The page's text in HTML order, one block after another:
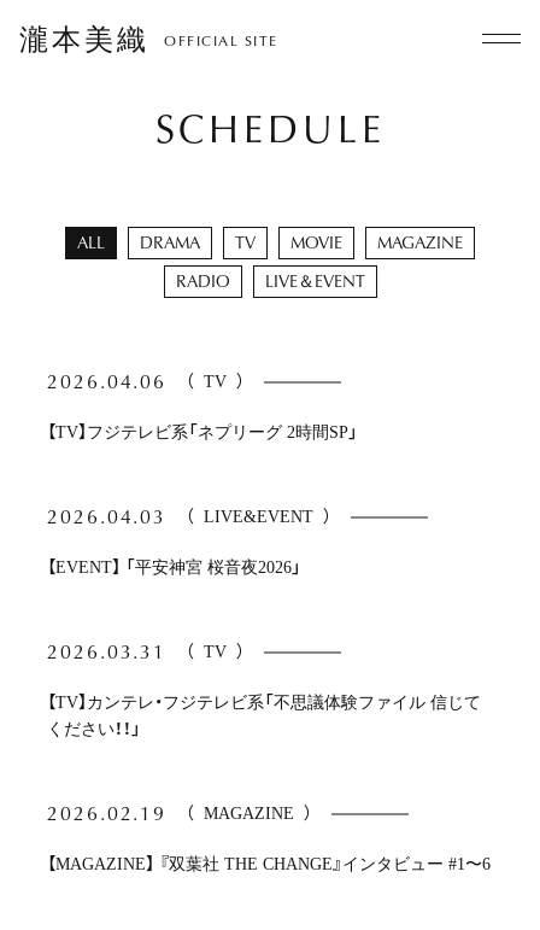
瀧本美織 OFFICIAL SITE
SCHEDULE
ALL DRAMA TV MOVIE
MAGAZINE
RADIO
LIVE＆EVENT
2026.04.06 （ TV ）
【TV】フジテレビ系「ネプリーグ 2時間SP」
2026.04.03 （ LIVE&EVENT ）
【EVENT】 「平安神宮 桜音夜2026」
2026.03.31 （ TV ）
【TV】カンテレ・フジテレビ系「不思議体験ファイル 信じて
ください！！」
2026.02.19 （ MAGAZINE ）
【MAGAZINE】 『双葉社 THE CHANGE』インタビュー #1〜6